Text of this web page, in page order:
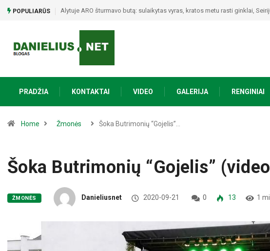
POPULIARŪS Alytuje ARO šturmavo butą: sulaikytas vyras, kratos metu rasti ginklai,
PRADŽIA KONTAKTAI VIDEO GALERIJA RENGINIAI
Home Žmonės Šoka Butrimonių “Gojelis”…
Šoka Butrimonių “Gojelis”
ŽMONĖS Danieliusnet 2020-09-21 0 13 1